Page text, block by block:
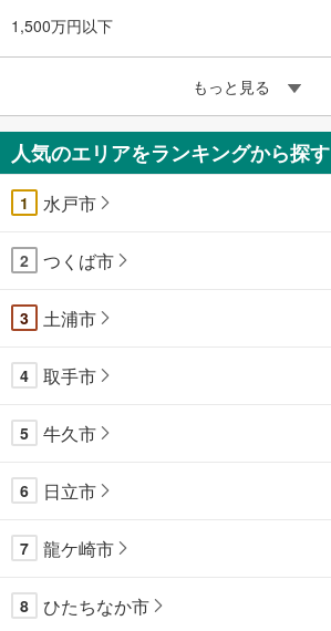
1,500万円以下
もっと見る
人気のエリアをランキングから探す
1 水戸市
2 つくば市
3 土浦市
4 取手市
5 牛久市
6 日立市
7 龍ケ崎市
8 ひたちなか市